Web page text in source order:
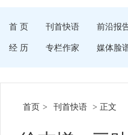
首 页 刊首快语 前沿报
经 历 专栏作家 媒体脸
首页 > 刊首快语 > 正文